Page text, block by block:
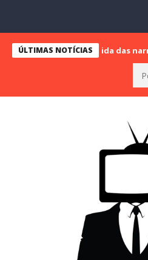
ÚLTIMAS NOTÍCIAS
sua despedida das narrações